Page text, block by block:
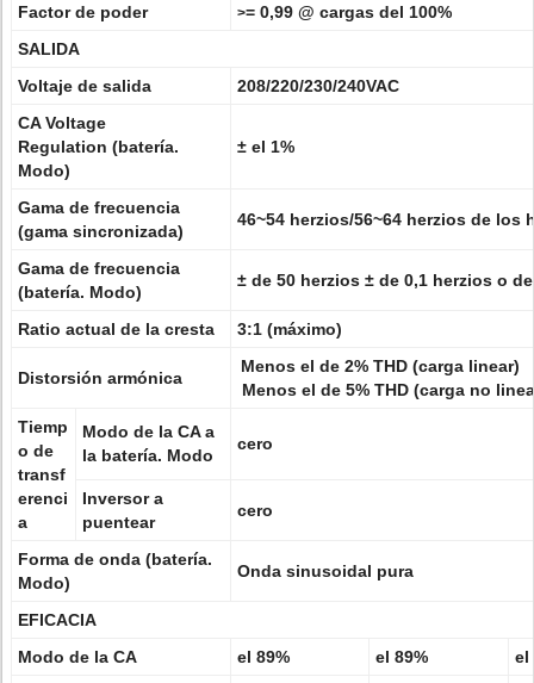
Factor de poder
>= 0,99 @ cargas del 100%
SALIDA
Voltaje de salida
208/220/230/240VAC
CA Voltage
Regulation (batería.
Modo)
± el 1%
Gama de frecuencia
(gama sincronizada)
46~54 herzios/56~64 herzios de los
Gama de frecuencia
(batería. Modo)
± de 50 herzios ± de 0,1 herzios o
Ratio actual de la cresta 3:1 (máximo)
Distorsión armónica
Menos el de 2% THD (carga linear)
Menos el de 5% THD (carga no
Tiemp
o de
transf
erenci
a
Modo de la CA a
la batería. Modo
cero
Inversor a
puentear
cero
Forma de onda (batería.
Modo)
Onda sinusoidal pura
EFICACIA
Modo de la CA
el 89% el 89%
el